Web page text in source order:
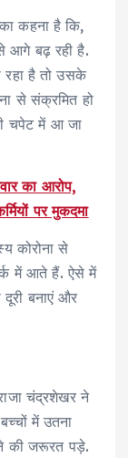
कहना है कि,
आगे बढ़ रही है.
रहा है तो उसके
से संक्रमित हो
चपेट में आ जा
का आरोप,
पर मुकदमा
कोरोना से
में आते हैं. ऐसे में
बनाएं और
चंद्रशेखर ने
में उतना
की जरूरत पड़े.